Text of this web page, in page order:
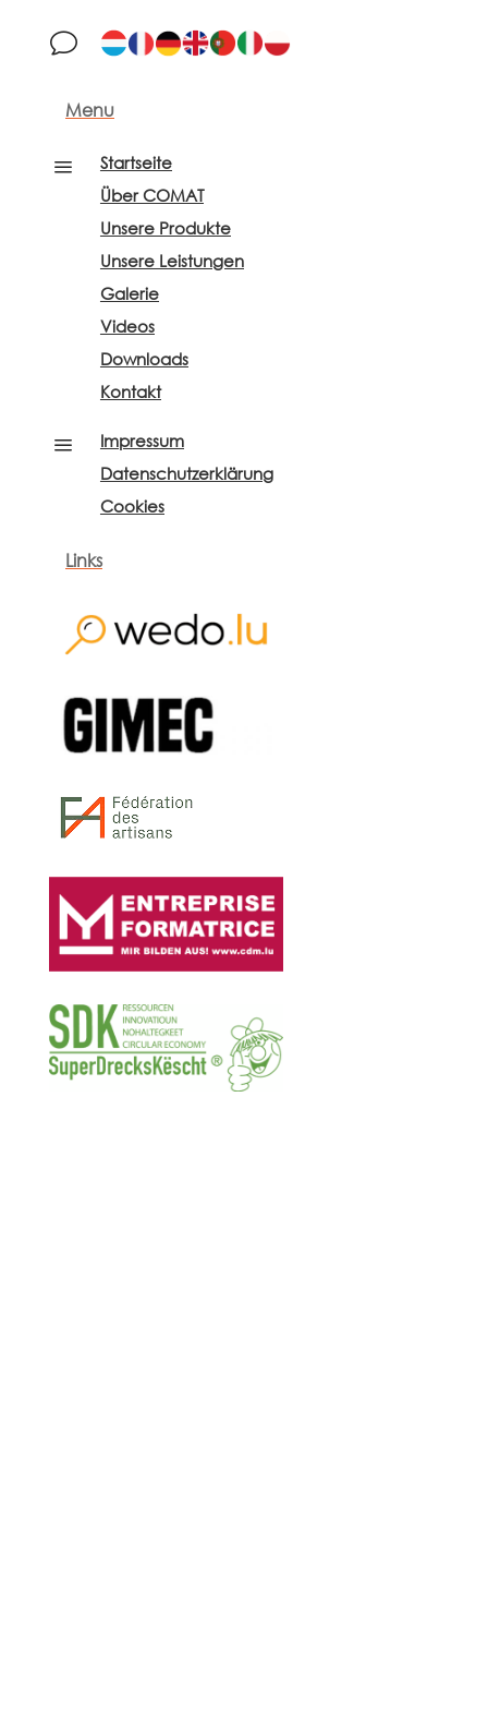
v
Menu
a
Startseite
Über COMAT
Unsere Produkte
Unsere Leistungen
Galerie
Videos
Downloads
Kontakt
a
Impressum
Datenschutzerklärung
Cookies
Links